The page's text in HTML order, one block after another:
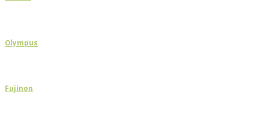
Olympus
Fujinon